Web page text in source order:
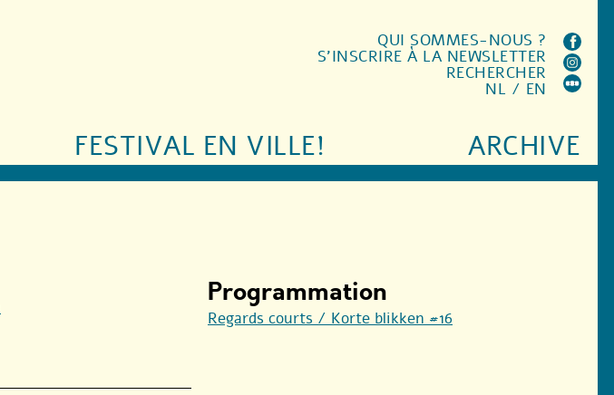
FESTIVAL EN VILLE! ARCHIVE
QUI SOMMES-NOUS ?
S'INSCRIRE À LA NEWSLETTER
RECHERCHER
NL / EN
Programmation
Regards courts / Korte blikken #16